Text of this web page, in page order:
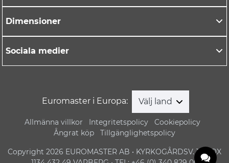
Dimensioner
Sociala medier
Euromaster i Europa: Välj land
Allmänna villkor Integritetspolicy
Cookiepolicy
Ångrat köp
Tillgänglighetspolicy
Copyright 2026 EUROMASTER AB • KYRKOGÅRDSV. 1 • BOX